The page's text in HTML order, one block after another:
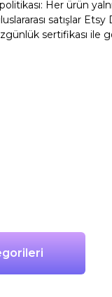
Her ürün
satışlar
sertifikası ile